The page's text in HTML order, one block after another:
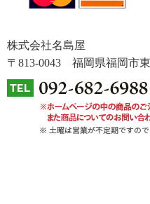
株式会社名島屋
〒813-0043 福岡県福岡市